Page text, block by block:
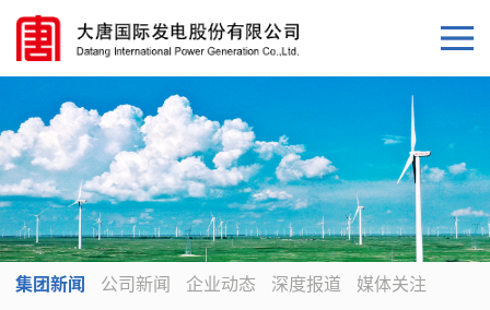
集团新闻 公司新闻 企业动态 深度报道
媒体关注